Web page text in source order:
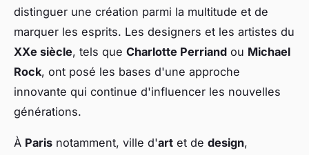
distinguer une création parmi la multitude et de
marquer les esprits. Les designers et les artistes du
XXe siècle, tels que Charlotte Perriand ou Michael
Rock, ont posé les bases d'une approche
innovante qui continue d'influencer les nouvelles
générations.
À Paris notamment, ville d'art et de design,